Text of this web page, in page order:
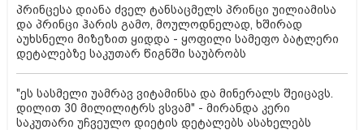
პრინცესა დიანა ძველ ტანსაცმელს პრინცი უილიამისა
და პრინცი ჰარის გამო, მოულოდნელად, ხშირად
აუხსნელი მიზეზით ყიდდა - ყოფილი სამეფო ბატლერი
დეტალებზე საკუთარ წიგნში საუბრობს
"ეს სასმელი უამრავ ვიტამინსა და მინერალს შეიცავს.
დილით 30 მილილიტრს ვსვამ" - მირანდა კერი
საკუთარი უჩვეულო დიეტის დეტალებს ასახელებს